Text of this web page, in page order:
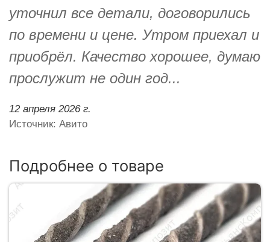
уточнил все детали, договорились
по времени и цене. Утром приехал и
приобрёл. Качество хорошее, думаю
прослужит не один год...
12 апреля 2026 г.
Источник: Авито
Подробнее о товаре